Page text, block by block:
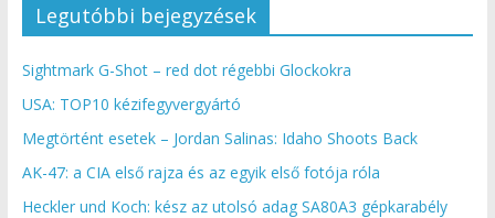
Legutóbbi bejegyzések
Sightmark G-Shot – red dot régebbi Glockokra
USA: TOP10 kézifegyvergyártó
Megtörtént esetek – Jordan Salinas: Idaho Shoots Back
AK-47: a CIA első rajza és az egyik első fotója róla
Heckler und Koch: kész az utolsó adag SA80A3 gépkarabély